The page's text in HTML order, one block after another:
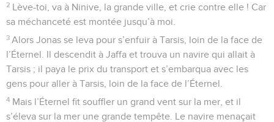
2 Lève-toi, va à Ninive, la grande ville, et crie contre elle ! Car
sa méchanceté est montée jusqu’à moi.
3 Alors Jonas se leva pour s’enfuir à Tarsis, loin de la face de
l’Éternel. Il descendit à Jaffa et trouva un navire qui allait à
Tarsis ; il paya le prix du transport et s’embarqua avec les
gens pour aller à Tarsis, loin de la face de l’Éternel.
4 Mais l’Éternel fit souffler un grand vent sur la mer, et il
s’éleva sur la mer une grande tempête. Le navire menaçait